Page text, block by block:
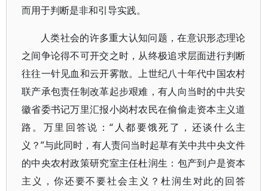
而用于判断是非和引导实践。
人类社会的许多重大认知问题，在意识形态理论
之间争论得不可开交之时，从终极追求层面进行判断
往往一针见血和云开雾散。上世纪八十年代中国农村
联产承包责任制改革起步艰难，有人向当时的中共安
徽省委书记万里汇报小岗村农民在偷偷走资本主义道
路。万里回答说：“人都要饿死了，还谈什么主
义？”与此同时，有人责问当时起草有关中共中央文件
的中央农村政策研究室主任杜润生：包产到户是资本
主义，你还要不要社会主义？杜润生对此的回答